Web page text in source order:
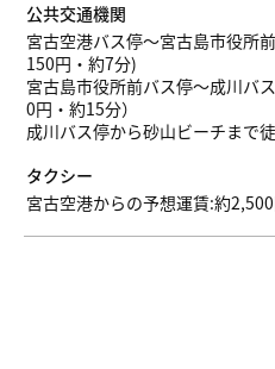
公共交通機関
宮古空港バス停～宮古島市役所
150円・約7分)
宮古島市役所前バス停～成川バ
0円・約15分）
成川バス停から砂山ビーチまで
タクシー
宮古空港からの予想運賃:約